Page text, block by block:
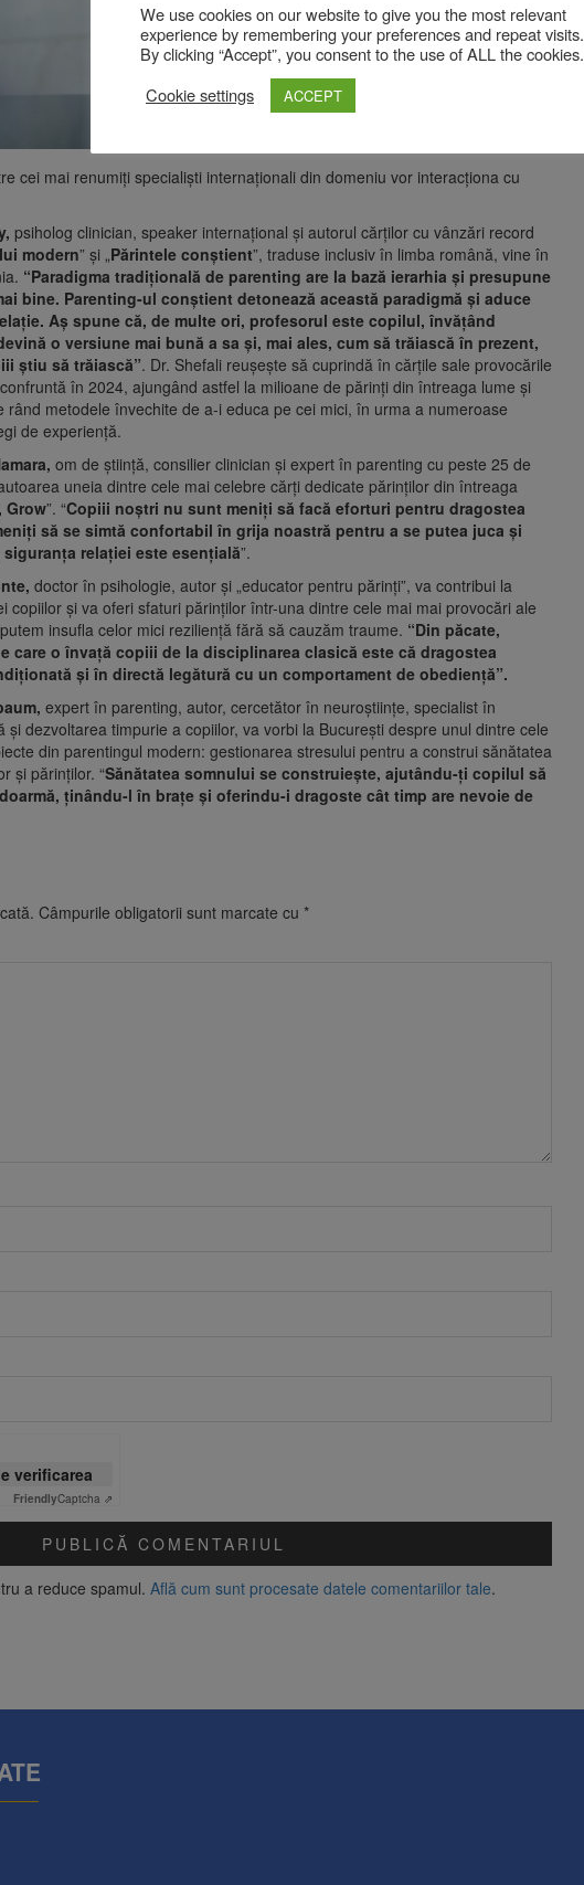
cei mai renumiți specialiști internaționali din domeniu vor interacționa cu
psiholog clinician, speaker internațional și autorul cărților cu vânzări record
modern” și „Părintele conștient”, traduse inclusiv în limba română, vine în
“Paradigma tradițională de parenting are la bază ierarhia și presupune
bine. Parenting-ul conștient detonează această paradigmă și aduce
Aș spune că, de multe ori, profesorul este copilul, învățând
o versiune mai bună a sa și, mai ales, cum să trăiască în prezent,
știu să trăiască”. Dr. Shefali reușește să cuprindă în cărțile sale provocările
în 2024, ajungând astfel la milioane de părinți din întreaga lume și
rând metodele învechite de a-i educa pe cei mici, în urma a numeroase
de experiență.
om de știință, consilier clinician și expert în parenting cu peste 25 de
uneia dintre cele mai celebre cărți dedicate părinților din întreaga
Grow”. “Copiii noștri nu sunt meniți să facă eforturi pentru dragostea
să se simtă confortabil în grija noastră pentru a se putea juca și
relației este esențială”.
doctor în psihologie, autor și „educator pentru părinți”, va contribui la
copiilor și va oferi sfaturi părinților într-una dintre cele mai mai provocări ale
insufla celor mici reziliență fără să cauzăm traume. “Din păcate,
care o învață copiii de la disciplinarea clasică este că dragostea
și în directă legătură cu un comportament de obediență”.
expert în parenting, autor, cercetător în neuroștiințe, specialist în
și dezvoltarea timpurie a copiilor, va vorbi la București despre unul dintre cele
din parentingul modern: gestionarea stresului pentru a construi sănătatea
și părinților. “Sănătatea somnului se construiește, ajutându-ți copilul să
ținându-l în brațe și oferindu-i dragoste cât timp are nevoie de
Câmpurile obligatorii sunt marcate cu *
verificarea
FriendlyCaptcha ⇗
a reduce spamul. Află cum sunt procesate datele comentariilor tale.
We use cookies on our website to give you the most relevant
experience by remembering your preferences and repeat visits.
By clicking “Accept”, you consent to the use of ALL the cookies.
Cookie settings
ACCEPT